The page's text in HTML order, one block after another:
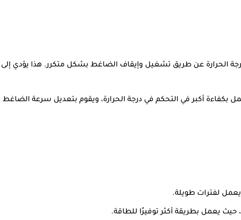
الحرارة عن طريق تشغيل وإيقاف الضاغط بشكل متكرر. هذا يؤدي
أكبر في التحكم في درجة الحرارة، ويقوم بتعديل سرعة الضاغط
لفترات طويلة.